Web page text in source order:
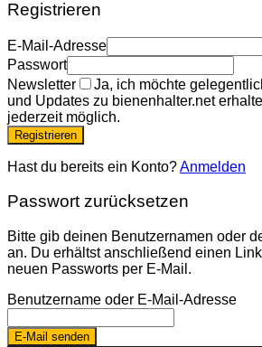
Registrieren
E-Mail-Adresse
Passwort
Newsletter
Ja, ich möchte
und Updates zu bienenhalter.net
jederzeit möglich.
Registrieren
Hast du bereits ein Konto?Anmelden
Passwort zurücksetzen
Bitte gib deinen Benutzernamen oder
an. Du erhältst anschließend einen
neuen Passworts per E-Mail.
Benutzername oder E-Mail-Adresse
E-Mail senden